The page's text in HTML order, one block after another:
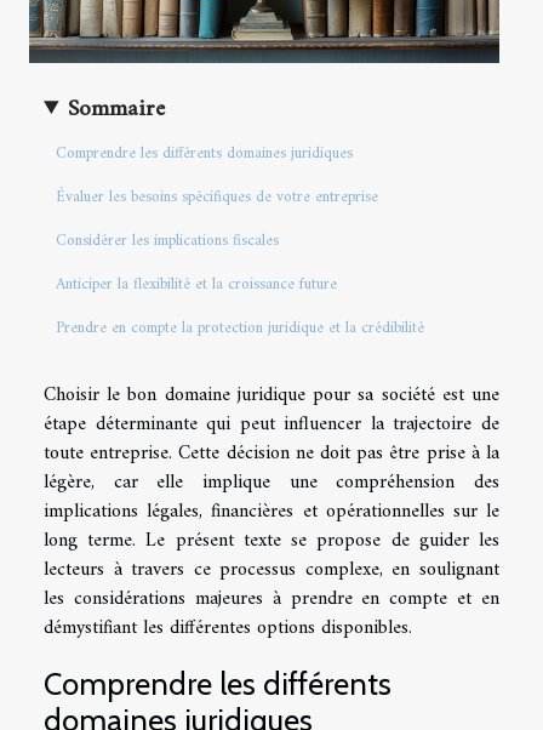
Sommaire
Comprendre les différents domaines juridiques
Évaluer les besoins spécifiques de votre entreprise
Considérer les implications fiscales
Anticiper la flexibilité et la croissance future
Prendre en compte la protection juridique et la crédibilité
Choisir le bon domaine juridique pour sa société est une
étape déterminante qui peut influencer la trajectoire de
toute entreprise. Cette décision ne doit pas être prise à la
légère, car elle implique une compréhension des
implications légales, financières et opérationnelles sur le
long terme. Le présent texte se propose de guider les
lecteurs à travers ce processus complexe, en soulignant
les considérations majeures à prendre en compte et en
démystifiant les différentes options disponibles.
Comprendre les différents
domaines juridiques